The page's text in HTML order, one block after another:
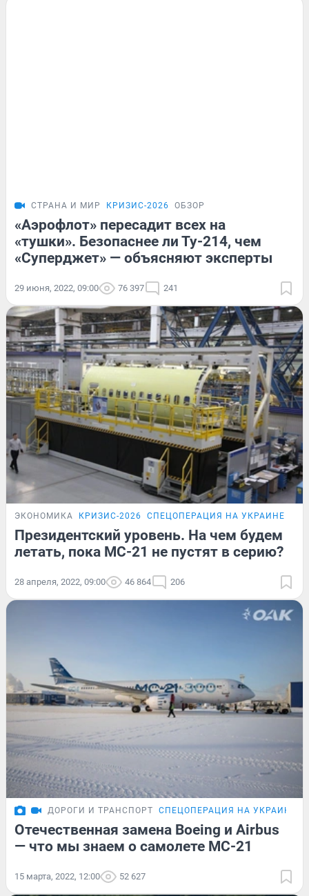
СТРАНА И МИР КРИЗИС-2026 ОБЗОР
«Аэрофлот» пересадит всех на
«тушки». Безопаснее ли Ту-214, чем
«Суперджет» — объясняют эксперты
29 июня, 2022, 09:00 76 397 241
ЭКОНОМИКА КРИЗИС-2026 СПЕЦОПЕРАЦИЯ НА УКРАИНЕ
Президентский уровень. На чем будем
летать, пока МС-21 не пустят в серию?
28 апреля, 2022, 09:00 46 864 206
ДОРОГИ И ТРАНСПОРТ СПЕЦОПЕРАЦИЯ НА УКРАИНЕ
Отечественная замена Boeing и Airbus
— что мы знаем о самолете МС-21
15 марта, 2022, 12:00 52 627